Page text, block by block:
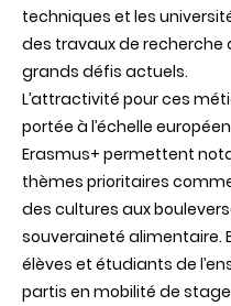
techniques et les
des travaux de recherche
grands défis actuels.
L’attractivité pour ces
portée à l’échelle
Erasmus+ permettent
thèmes prioritaires
des cultures aux
souveraineté alimentaire.
élèves et étudiants de
partis en mobilité de